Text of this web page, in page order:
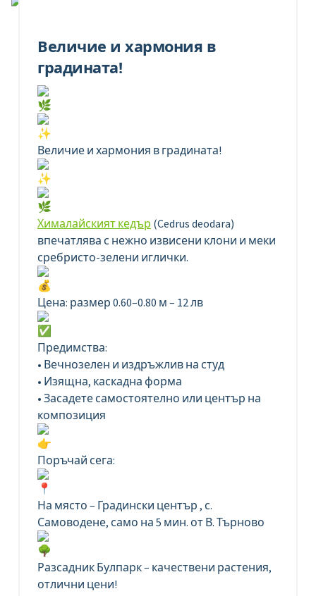
Величие и хармония в
градината!
Величие и хармония в градината!
Хималайският кедър (Cedrus deodara)
впечатлява с нежно извисени клони и меки
сребристо-зелени иглички.
Цена: размер 0.60–0.80 м – 12 лв
Предимства:
• Вечнозелен и издръжлив на студ
• Изящна, каскадна форма
• Засадете самостоятелно или център на
композиция
Поръчай сега:
На място – Градински център , с.
Самоводене, само на 5 мин. от В. Търново
Разсадник Булпарк – качествени растения,
отлични цени!